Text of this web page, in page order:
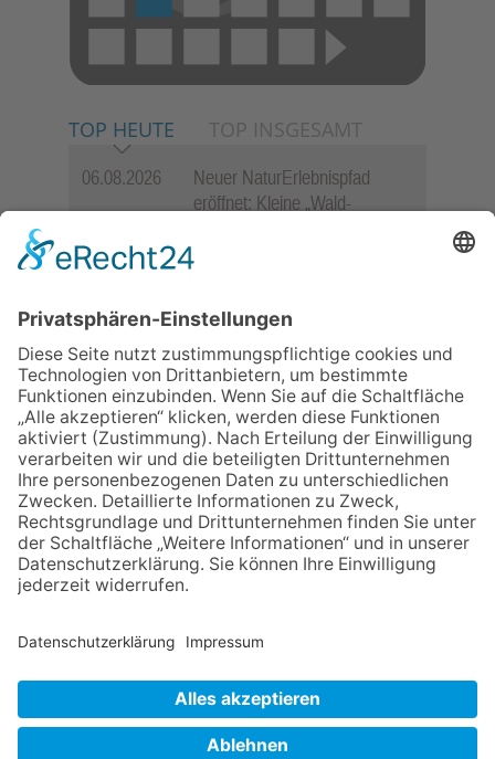
TOP HEUTE TOP INSGESAMT
06.08.2026
Neuer NaturErlebnispfad
eröffnet: Kleine „Wald-
die Zukunft der Stadt
Königstein
06.08.2026
Gewinnspiel zum Start ins
Schuljahr
06.08.2026
„Rock auf der Burg“ lässt
Königstein beben
06.08.2026
„Freundschaft, das ist wie
Heimat“ – Lions-Präsident
Jürgen Rohrmann setzt auf
Gemeinschaft und Bewährtes
NACH OBEN
Datenschutz Netiquette FAQ